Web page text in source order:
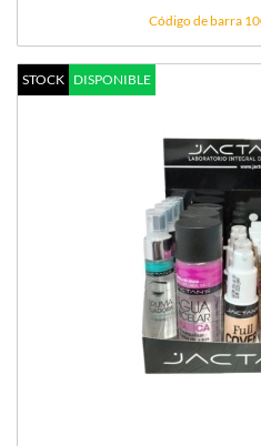
Código de barra
STOCK DISPONIBLE